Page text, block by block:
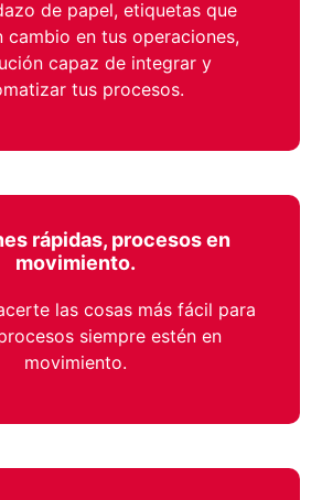
de papel, etiquetas que
cambio en tus operaciones,
capaz de integrar y
tus procesos.
rápidas, procesos en
movimiento.
las cosas más fácil para
siempre estén en
movimiento.